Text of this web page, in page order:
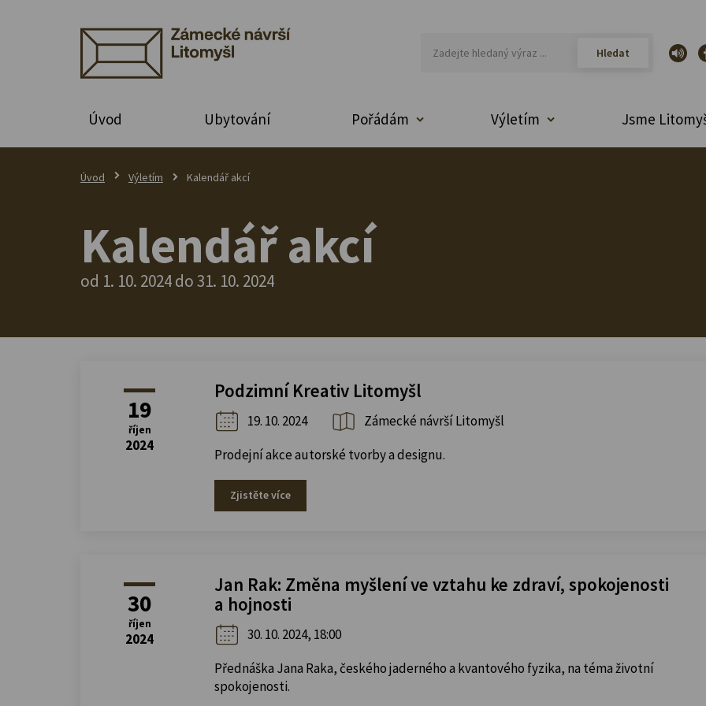
Úvod Ubytování Pořádám Výletím Jsme
Úvod Výletím Kalendář akcí
Kalendář akcí
od 1. 10. 2024 do 31. 10. 2024
19
říjen
2024
Podzimní Kreativ Litomyšl
19. 10. 2024
Zámecké návrší Litomyšl
Prodejní akce autorské tvorby a designu.
Zjistěte více
30
říjen
2024
Jan Rak: Změna myšlení ve vztahu ke zdraví, spokojenosti
a hojnosti
30. 10. 2024, 18:00
Přednáška Jana Raka, českého jaderného a kvantového fyzika, na téma životní
spokojenosti.